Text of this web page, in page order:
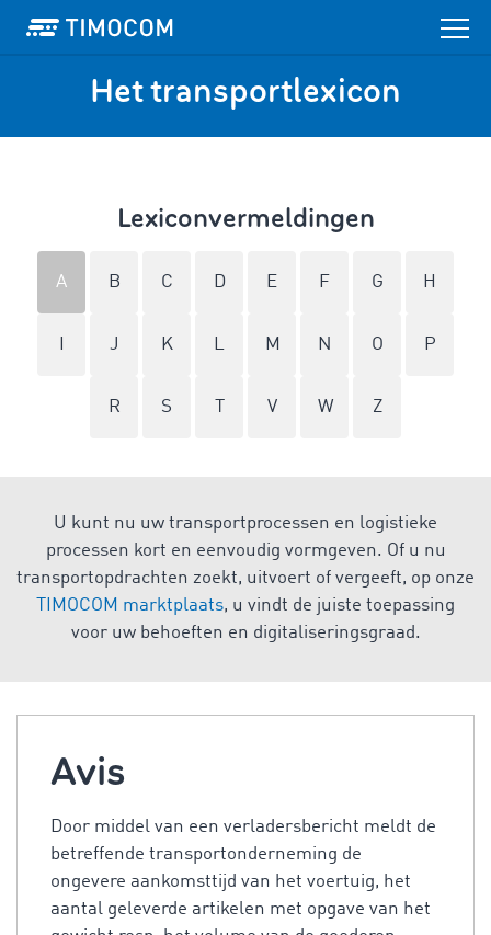
Het transportlexicon
Lexiconvermeldingen
A B C D E F G H
J K L M N O P
R S V W Z
U kunt nu uw transportprocessen en logistieke
processen kort en eenvoudig vormgeven. Of u nu
transportopdrachten zoekt, uitvoert of vergeeft, op onze
TIMOCOM marktplaats, u vindt de juiste toepassing
voor uw behoeften en digitaliseringsgraad.
Avis
Door middel van een verladersbericht meldt de
betreffende transportonderneming de
ongevere aankomsttijd van het voertuig, het
aantal geleverde artikelen met opgave van het